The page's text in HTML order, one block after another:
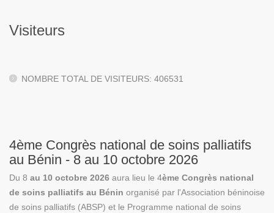
Visiteurs
NOMBRE TOTAL DE VISITEURS: 406531
4ème Congrès national de soins palliatifs
au Bénin - 8 au 10 octobre 2026
Du 8 au 10 octobre 2026 aura lieu le 4ème Congrès national
de soins palliatifs au Bénin organisé par l'Association béninoise
de soins palliatifs (ABSP) et le Programme national de soins